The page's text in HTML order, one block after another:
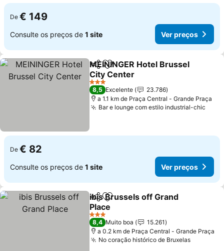
De € 149
Consulte os preços de 1 site Ver preços
PartilharAdicionar aos favoritos
MEININGER Hotel Brussel
City Center
3 Estrelas
8,5 Excelente
23.786
a 1.1 km de Praça Central - Grande Praça
Bar e lounge com estilo industrial-chic
De € 82
Consulte os preços de 1 site Ver preços
PartilharAdicionar aos favoritos
ibis Brussels off Grand
Place
3 Estrelas
8,4 Muito boa
15.261
a 0.2 km de Praça Central - Grande Praça
No coração histórico de Bruxelas